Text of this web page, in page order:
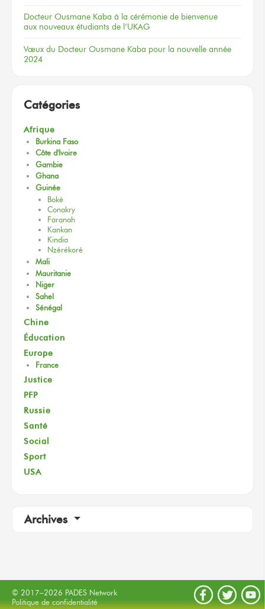
Docteur Ousmane Kaba à la cérémonie de bienvenue
aux nouveaux étudiants de l’UKAG
Vœux du Docteur Ousmane Kaba pour la nouvelle année
2024
Catégories
Afrique
Burkina Faso
Côte d'Ivoire
Gambie
Ghana
Guinée
Boké
Conakry
Faranah
Kankan
Kindia
Nzérékoré
Mali
Mauritanie
Niger
Sahel
Sénégal
Chine
Éducation
Europe
France
Justice
PFP
Russie
Santé
Social
Sport
USA
Archives
© 2017–2026 PADES Network
Politique de confidentialité